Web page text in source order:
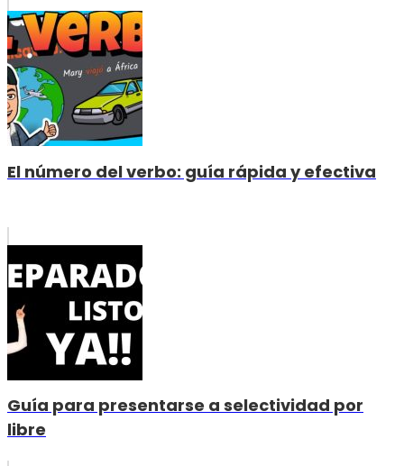
El número del verbo: guía rápida y efectiva
Guía para presentarse a selectividad por
libre